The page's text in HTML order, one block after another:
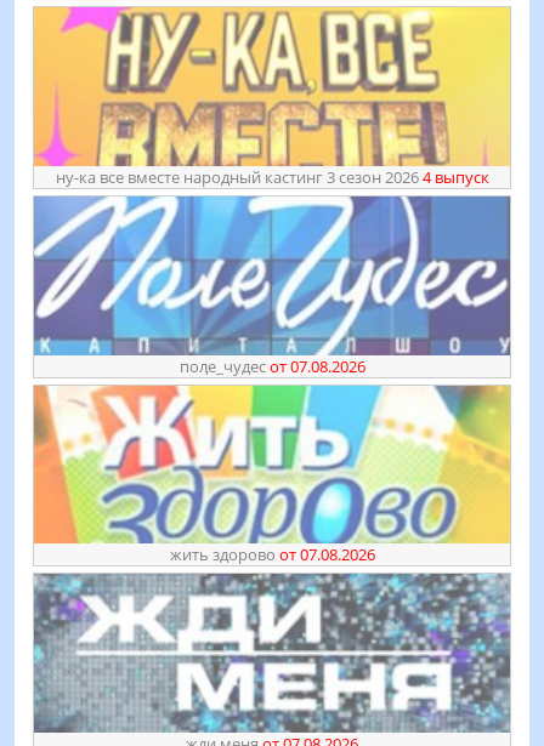
ну-ка все вместе народный кастинг 3 сезон 20264 выпуск
поӆе_чудесот 07.08.2026
жить здорово от 07.08.2026